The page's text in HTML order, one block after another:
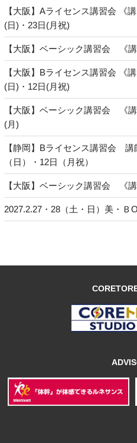
【大阪】Aライセンス講習会 《
(日)・23日(月祝)
【大阪】ベーシック講習会 《
【大阪】Bライセンス講習会 《
(日)・12日(月祝)
【大阪】ベーシック講習会 《
(月)
【静岡】Bライセンス講習会
（日）・12日（月祝）
【大阪】ベーシック講習会 《
2027.2.27・28（土・日）美・Ｂ